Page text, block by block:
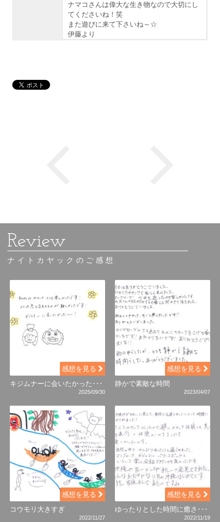
ナマコさんは偉大な生き物なので大切にし
てくださいね！笑
また遊びに来て下さいね～☆
伊藤より
ナイトカヤックのご感想
感想を見る
キジムナーに会いたかった･･･
2025/09/30
感想を見る
静かで素敵な時間
2023/04/07
感想を見る
コウモリ大きすぎ
2022/11/27
感想を見る
ゆったりとした時間に癒さ･･･
2022/11/19